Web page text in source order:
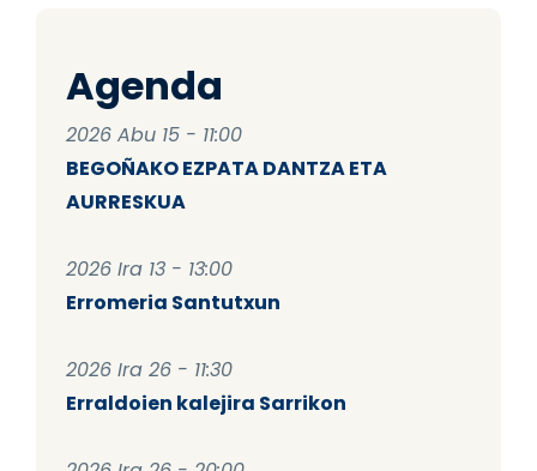
Agenda
2026 Abu 15 - 11:00
BEGOÑAKO EZPATA DANTZA ETA
AURRESKUA
2026 Ira 13 - 13:00
Erromeria Santutxun
2026 Ira 26 - 11:30
Erraldoien kalejira Sarrikon